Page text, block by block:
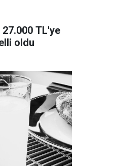
27.000 TL'ye
oldu